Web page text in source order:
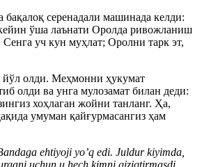
бақалоқ серенадали машинада келди:
ўша лаънати Оролда ривожланиш
уч кун муҳлат; Оролни тарк эт,
олди. Меҳмонни ҳукумат
олди ва унга мулозамат билан деди:
хоҳлаган жойни танланг. Ҳа,
умуман қайғурмасангиз ҳам
ehtiyoji yoʼq edi. Juldur kiyimda,
uchun u hech kimni qiziqtirmasdi…